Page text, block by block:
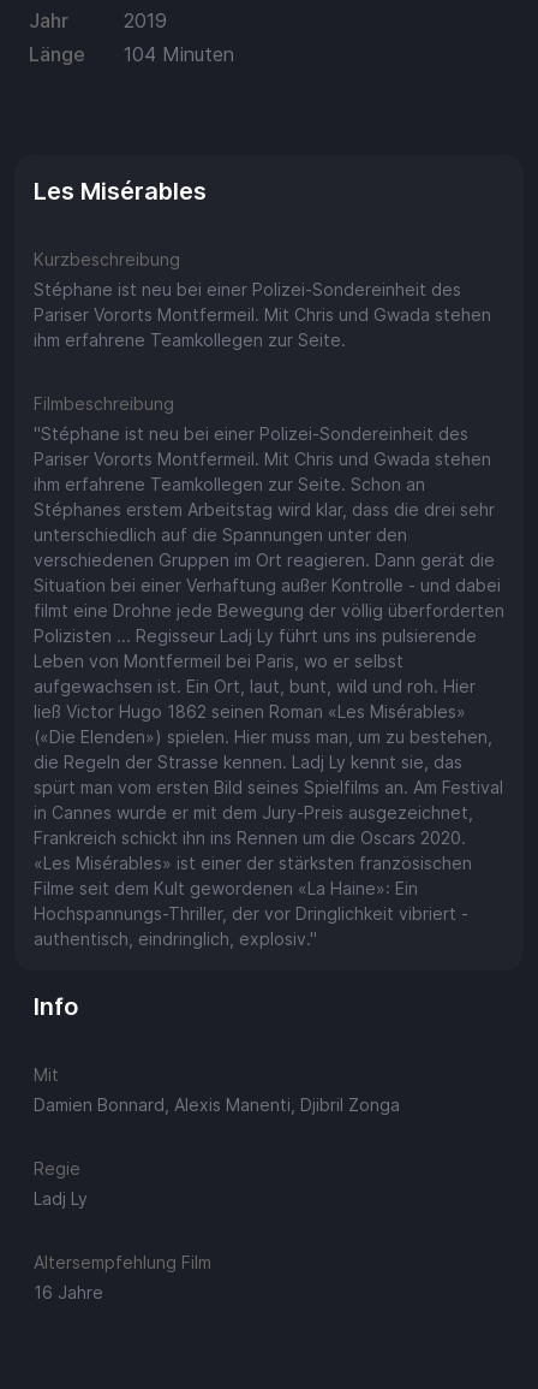
Jahr
2019
Länge
104 Minuten
Les Misérables
Kurzbeschreibung
Stéphane ist neu bei einer Polizei-Sondereinheit des
Pariser Vororts Montfermeil. Mit Chris und Gwada stehen
ihm erfahrene Teamkollegen zur Seite.
Filmbeschreibung
"Stéphane ist neu bei einer Polizei-Sondereinheit des
Pariser Vororts Montfermeil. Mit Chris und Gwada stehen
ihm erfahrene Teamkollegen zur Seite. Schon an
Stéphanes erstem Arbeitstag wird klar, dass die drei sehr
unterschiedlich auf die Spannungen unter den
verschiedenen Gruppen im Ort reagieren. Dann gerät die
Situation bei einer Verhaftung außer Kontrolle - und dabei
filmt eine Drohne jede Bewegung der völlig überforderten
Polizisten ... Regisseur Ladj Ly führt uns ins pulsierende
Leben von Montfermeil bei Paris, wo er selbst
aufgewachsen ist. Ein Ort, laut, bunt, wild und roh. Hier
ließ Victor Hugo 1862 seinen Roman «Les Misérables»
(«Die Elenden») spielen. Hier muss man, um zu bestehen,
die Regeln der Strasse kennen. Ladj Ly kennt sie, das
spürt man vom ersten Bild seines Spielfilms an. Am Festival
in Cannes wurde er mit dem Jury-Preis ausgezeichnet,
Frankreich schickt ihn ins Rennen um die Oscars 2020.
«Les Misérables» ist einer der stärksten französischen
Filme seit dem Kult gewordenen «La Haine»: Ein
Hochspannungs-Thriller, der vor Dringlichkeit vibriert -
authentisch, eindringlich, explosiv."
Info
Mit
Damien Bonnard, Alexis Manenti, Djibril Zonga
Regie
Ladj Ly
Altersempfehlung Film
16 Jahre